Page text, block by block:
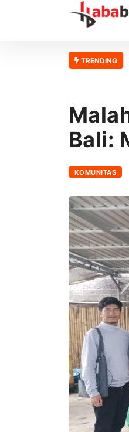
TRENDING
Tanah yang Lebih Jelas
Bali:
KOMUNITAS